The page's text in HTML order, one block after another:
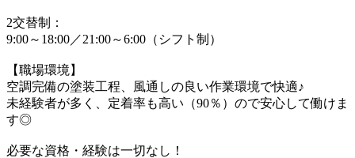
2交替制：
9:00～18:00／21:00～6:00（シフト制）
【職場環境】
空調完備の塗装工程、風通しの良い作業環境で快適♪
未経験者が多く、定着率も高い（90％）ので安心して働けま
す◎
必要な資格・経験は一切なし！